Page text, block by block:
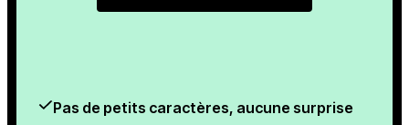
Pas de petits caractères, aucune surprise